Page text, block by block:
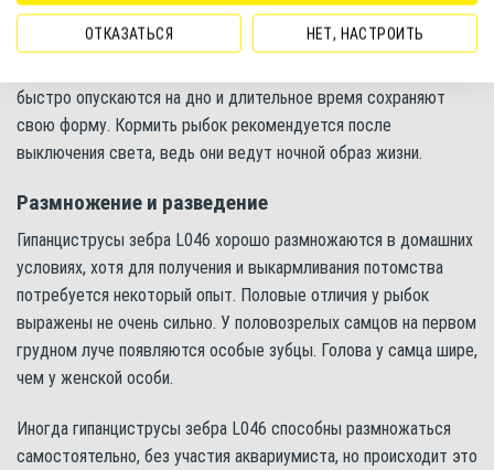
Поэтому лучше всего предложить им универсальные
таблетки для придонных рыб Tetra Tablets TabiMin или Tetra
быстро опускаются на дно и длительное время сохраняют
свою форму. Кормить рыбок рекомендуется после
выключения света, ведь они ведут ночной образ жизни.
Размножение и разведение
Гипанциструсы зебра L046 хорошо размножаются в домашних
условиях, хотя для получения и выкармливания потомства
потребуется некоторый опыт. Половые отличия у рыбок
выражены не очень сильно. У половозрелых самцов на первом
грудном луче появляются особые зубцы. Голова у самца шире,
чем у женской особи.
Иногда гипанциструсы зебра L046 способны размножаться
самостоятельно, без участия аквариумиста, но происходит это
ОТКАЗАТЬСЯ НЕТ, НАСТРОИТЬ